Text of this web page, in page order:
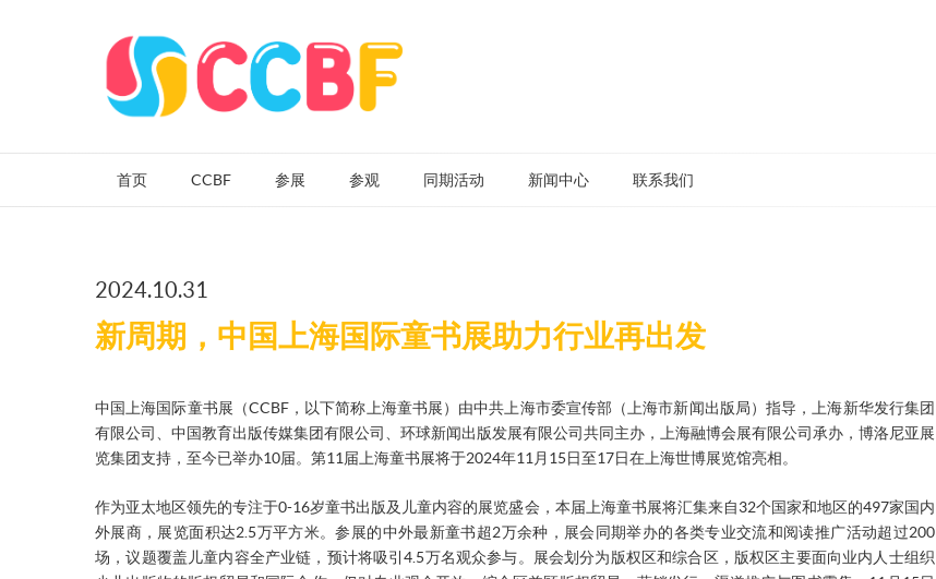
首页 CCBF 参展 参观 同期活动 新闻中心 联系我们
2024.10.31
新周期，中国上海国际童书展助力行业再出发
中国上海国际童书展（CCBF，以下简称上海童书展）由中共上海市委宣传部（上海市新闻出版局）指导，上海新华发行集团
有限公司、中国教育出版传媒集团有限公司、环球新闻出版发展有限公司共同主办，上海融博会展有限公司承办，博洛尼亚展
览集团支持，至今已举办10届。第11届上海童书展将于2024年11月15日至17日在上海世博展览馆亮相。
作为亚太地区领先的专注于0-16岁童书出版及儿童内容的展览盛会，本届上海童书展将汇集来自32个国家和地区的497家国内
外展商，展览面积达2.5万平方米。参展的中外最新童书超2万余种，展会同期举办的各类专业交流和阅读推广活动超过200
场，议题覆盖儿童内容全产业链，预计将吸引4.5万名观众参与。展会划分为版权区和综合区，版权区主要面向业内人士组织